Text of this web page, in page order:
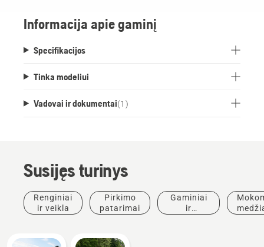
Informacija apie gaminį
Specifikacijos
Tinka modeliui
Vadovai ir dokumentai(1 )
Susijęs turinys
Renginiai
ir veikla
Pirkimo
patarimai
Gaminiai
ir